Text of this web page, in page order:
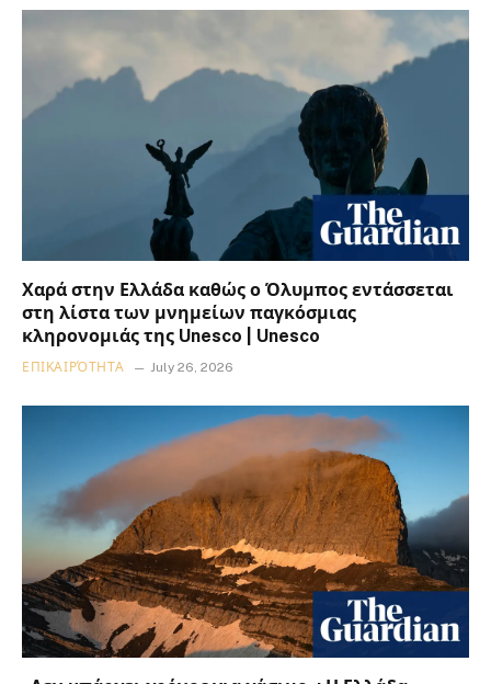
Χαρά στην Ελλάδα καθώς ο Όλυμπος εντάσσεται
στη λίστα των μνημείων παγκόσμιας
κληρονομιάς της Unesco | Unesco
ΕΠΙΚΑΙΡΌΤΗΤΑ July 26, 2026